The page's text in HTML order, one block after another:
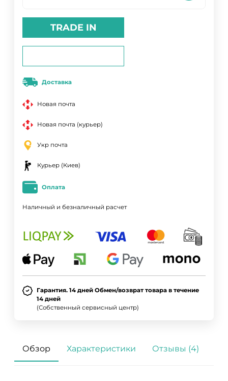
TRADE IN
Доставка
Новая почта
Новая почта (курьер)
Укр почта
Курьер (Киев)
Оплата
Наличный и безналичный расчет
Гарантия. 14 дней Обмен/возврат товара в течение
14 дней
(Собственный сервисный центр)
Обзор Характеристики Отзывы (4)